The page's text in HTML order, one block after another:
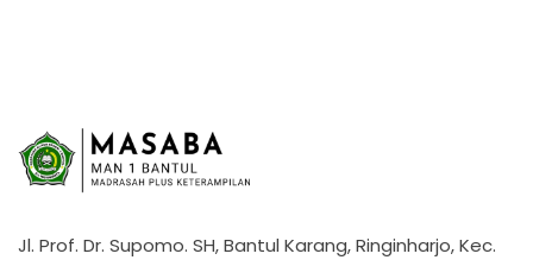
Jl. Prof. Dr. Supomo. SH, Bantul Karang, Ringinharjo, Kec.